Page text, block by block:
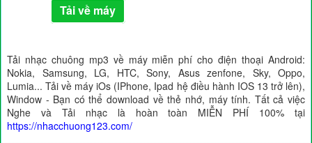
Tải về máy
Tải nhạc chuông mp3 về máy miễn phí cho điện thoại Android:
Nokia, Samsung, LG, HTC, Sony, Asus zenfone, Sky, Oppo,
Lumia... Tải về máy iOs (IPhone, Ipad hệ điều hành IOS 13 trở lên),
Window - Bạn có thể download về thẻ nhớ, máy tính. Tất cả việc
Nghe và Tải nhạc là hoàn toàn MIỄN PHÍ 100% tại
https://nhacchuong123.com/